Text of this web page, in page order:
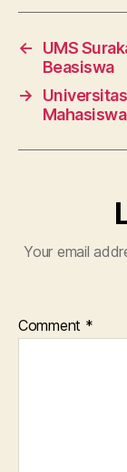
←
UMS
Beasiswa
→
Your email
Comment *